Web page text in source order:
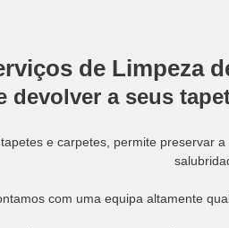
de Limpeza
devolver a seus
e carpetes, permite
com uma equipa altamente